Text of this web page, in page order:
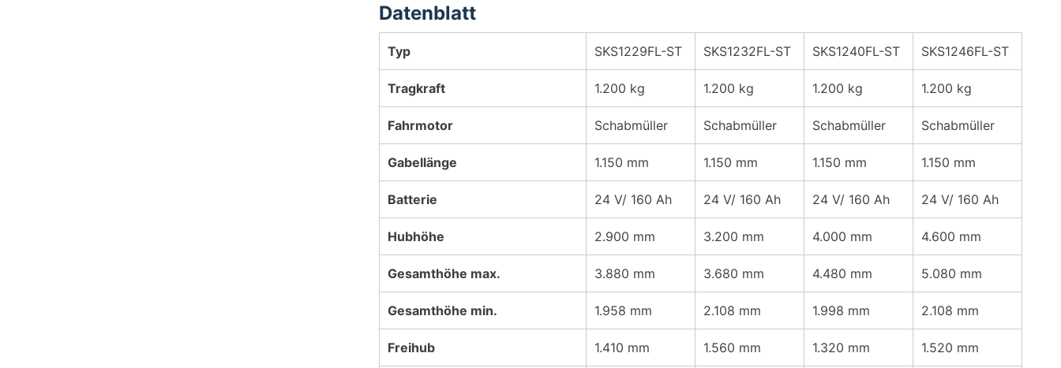
Datenblatt
Typ SKS1229FL-ST SKS1232FL-ST SKS1240FL-ST SKS1246FL-ST
Tragkraft 1.200 kg 1.200 kg 1.200 kg 1.200 kg
Fahrmotor Schabmüller Schabmüller Schabmüller Schabmüller
Gabellänge 1.150 mm 1.150 mm 1.150 mm 1.150 mm
Batterie 24 V/ 160 Ah 24 V/ 160 Ah 24 V/ 160 Ah 24 V/ 160 Ah
Hubhöhe 2.900 mm 3.200 mm 4.000 mm 4.600 mm
Gesamthöhe max. 3.880 mm 3.680 mm 4.480 mm 5.080 mm
Gesamthöhe min. 1.958 mm 2.108 mm 1.998 mm 2.108 mm
Freihub 1.410 mm 1.560 mm 1.320 mm 1.520 mm